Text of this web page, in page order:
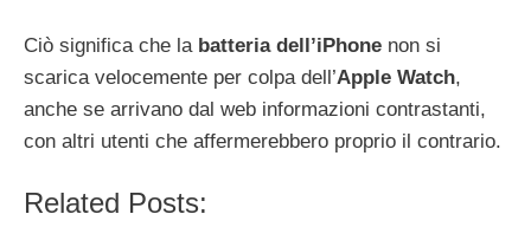
Ciò significa che la batteria dell’iPhone non si
scarica velocemente per colpa dell’Apple Watch,
anche se arrivano dal web informazioni contrastanti,
con altri utenti che affermerebbero proprio il contrario.
Related Posts: